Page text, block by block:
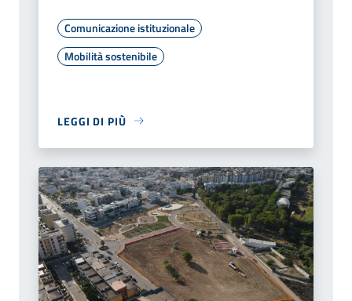
Comunicazione istituzionale
Mobilità sostenibile
LEGGI DI PIÙ